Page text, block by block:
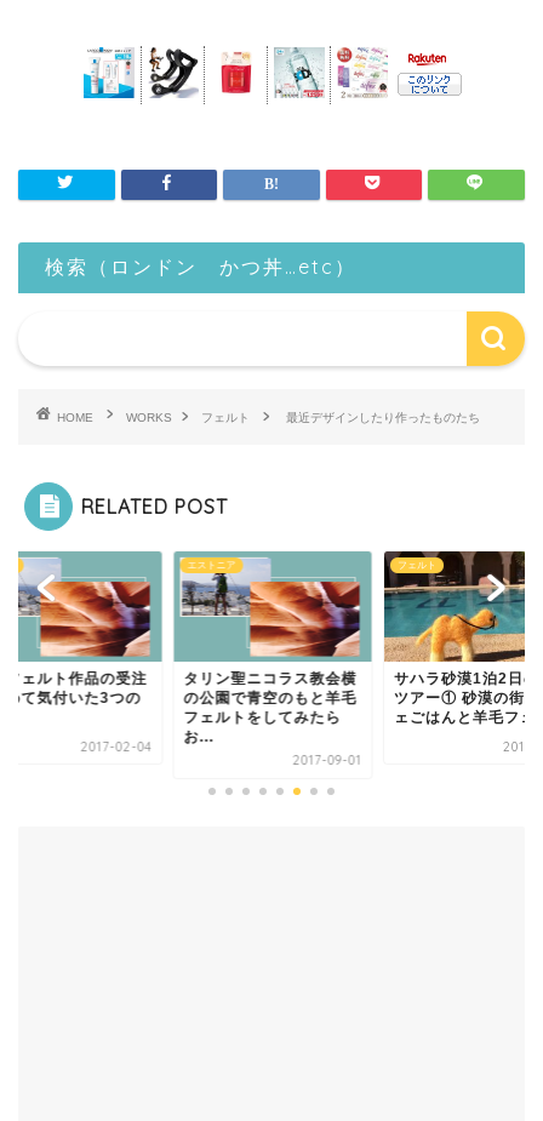
検索（ロンドン かつ丼…etc）
HOME WORKS フェルト 最近デザインしたり作ったものたち
RELATED POST
フェルト作品の受注
めて気付いた3つの
2017-02-04
エストニア
タリン聖ニコラス教会横
の公園で青空のもと羊毛
フェルトをしてみたら
お...
2017-09-01
フェルト
サハラ砂漠1泊2日の
ツアー① 砂漠の街で
ェごはんと羊毛フェ
2017-